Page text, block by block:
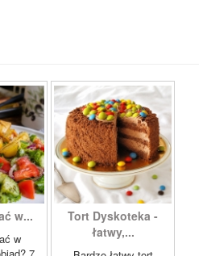
w...
w
Tort Dyskoteka -
łatwy,...